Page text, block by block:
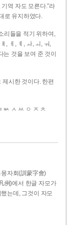
역 자도 모른다.”라
로 유지하였다.
리들을 적기 위하여,
, ㅔ, ㅖ, ㅘ, ㅚ, ㅝ,
는 것을 보여 준 것이
시한 것이다. 한편
ㅄ ㅅ ㅆ ㅇ ㅈ ㅊ
자회(訓蒙字會)
例)에서 한글 자모가
는데, 그것이 자모